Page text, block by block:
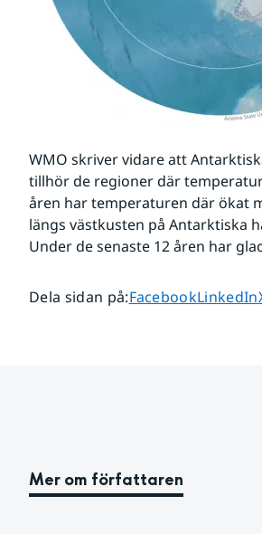
WMO skriver vidare att
tillhör de regioner där
åren har temperaturen där ökat
längs västkusten på Antarktiska
Under de senaste 12 åren har
Dela sidan på:Dela sidan på
FacebookDela
LinkedIn
Mer om författaren